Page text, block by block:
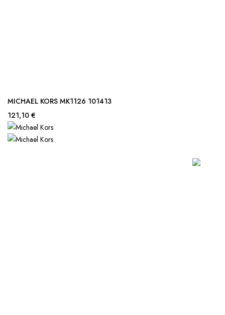
MICHAEL KORS MK1126 101413
121,10 €